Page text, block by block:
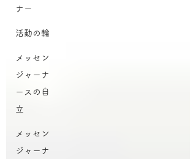
ナー
活動の輪
メッセン
ジャーナ
ースの自
立
メッセン
ジャーナ